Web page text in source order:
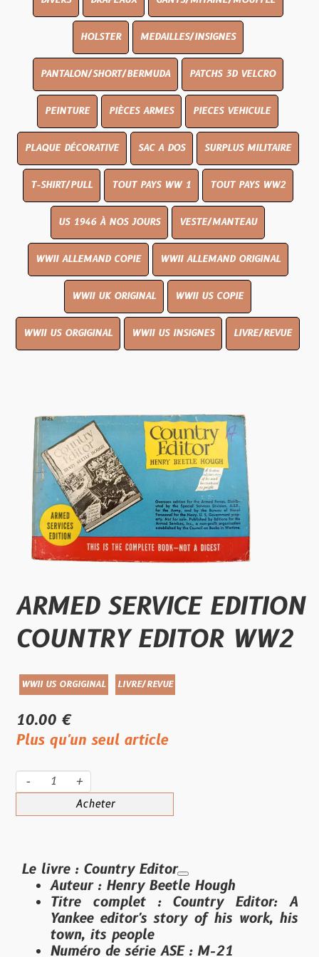
HOLSTER MEDAILLES/INSIGNES
PANTALON/SHORT/BERMUDA PATCHS 3D VELCRO
PEINTURE PIÈCES ARMES PIECES VEHICULE
PLAQUE DÉCORATIVE SAC A DOS SURPLUS MILITAIRE
T-SHIRT/PULL TOUT PAYS WW 1 TOUT PAYS WW2
US 1946 À NOS JOURS VESTE/MANTEAU
WWII ALLEMAND COPIE WWII ALLEMAND ORIGINAL
WWII UK ORIGINAL WWII US COPIE
WWII US ORGIGINAL WWII US INSIGNES LIVRE/REVUE
ARMED SERVICE EDITION
COUNTRY EDITOR WW2
WWII US ORGIGINAL LIVRE/REVUE
10.00 €
Plus qu'un seul article
- +
Acheter
Le livre : Country Editor
Auteur: Henry Beetle Hough
Titre complet: Country Editor: A
Yankee editor's story of his work, his
town, its people
Numéro de série ASE: M-21